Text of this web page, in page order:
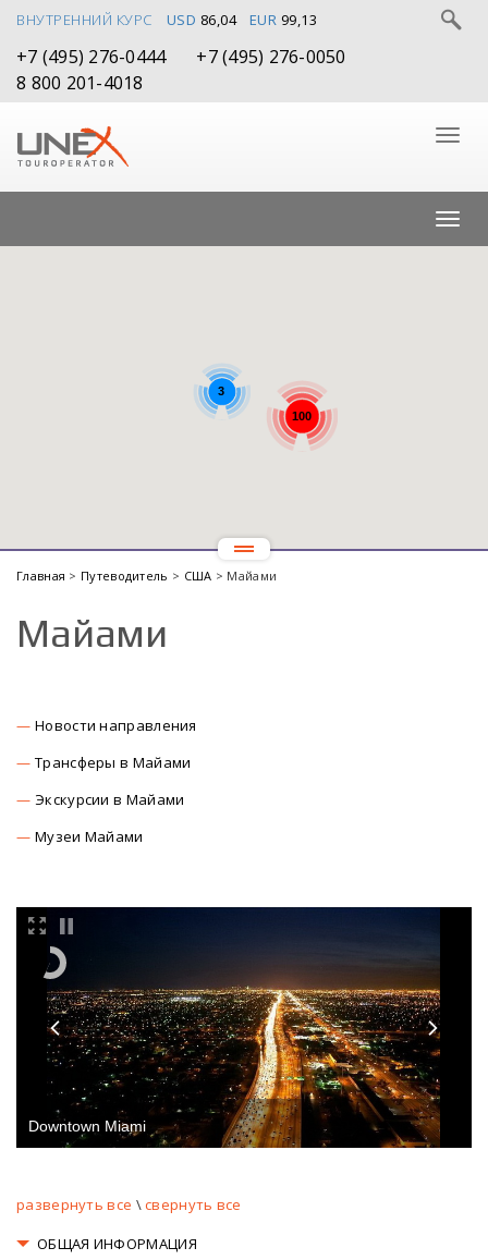
ВНУТРЕННИЙ КУРС USD 86,04 EUR 99,13
+7 (495) 276-0444
+7 (495) 276-0050
8 800 201-4018
100
3
Главная > Путеводитель > США > Майами
Майами
Новости направления
Трансферы в Майами
Экскурсии в Майами
Музеи Майами
Downtown Miami
развернуть все \свернуть все
ОБЩАЯ ИНФОРМАЦИЯ